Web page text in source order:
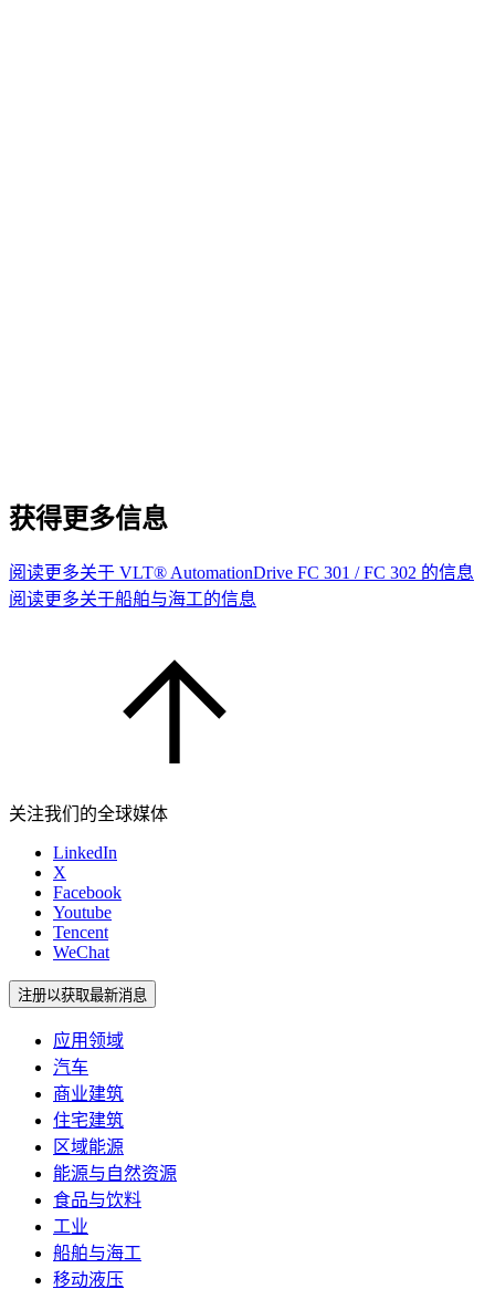
获得更多信息
阅读更多关于 VLT® AutomationDrive FC 301 / FC 302 的信息
阅读更多关于船舶与海工的信息
关注我们的全球媒体
LinkedIn
X
Facebook
Youtube
Tencent
WeChat
注册以获取最新消息
应用领域
汽车
商业建筑
住宅建筑
区域能源
能源与自然资源
食品与饮料
工业
船舶与海工
移动液压